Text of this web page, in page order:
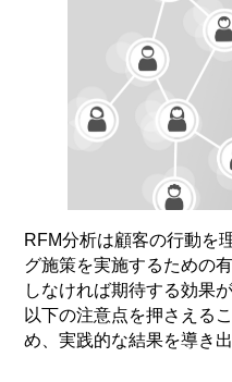
RFM分析は顧客の行動を
グ施策を実施するための
しなければ期待する効果
以下の注意点を押さえる
め、実践的な結果を導き